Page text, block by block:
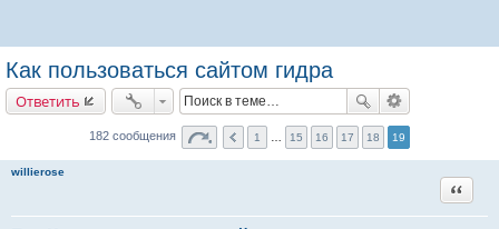
Как пользоваться сайтом гидра
Ответить
182 сообщения 1 15 16 17 18 19
willierose
Цитата